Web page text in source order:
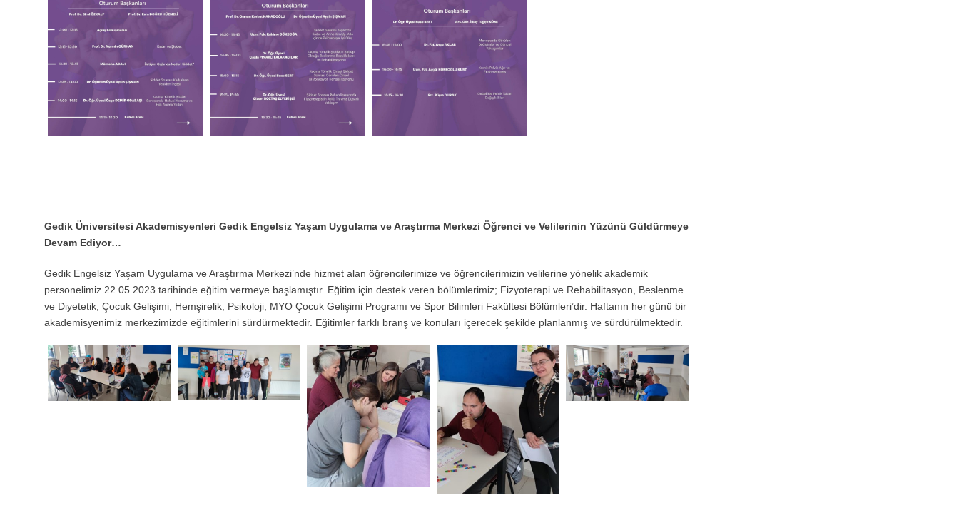
Gedik Üniversitesi Akademisyenleri Gedik Engelsiz Yaşam Uygulama ve Araştırma Merkezi Öğrenci ve Velilerinin Yüzünü Güldürmeye
Devam Ediyor…
Gedik Engelsiz Yaşam Uygulama ve Araştırma Merkezi’nde hizmet alan öğrencilerimize ve öğrencilerimizin velilerine yönelik akademik
personelimiz 22.05.2023 tarihinde eğitim vermeye başlamıştır. Eğitim için destek veren bölümlerimiz; Fizyoterapi ve Rehabilitasyon, Beslenme
ve Diyetetik, Çocuk Gelişimi, Hemşirelik, Psikoloji, MYO Çocuk Gelişimi Programı ve Spor Bilimleri Fakültesi Bölümleri’dir. Haftanın her günü bir
akademisyenimiz merkezimizde eğitimlerini sürdürmektedir. Eğitimler farklı branş ve konuları içerecek şekilde planlanmış ve sürdürülmektedir.